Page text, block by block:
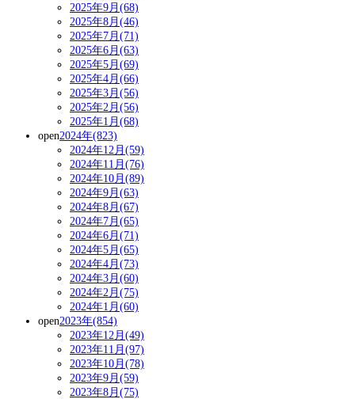
2025年9月(68)
2025年8月(46)
2025年7月(71)
2025年6月(63)
2025年5月(69)
2025年4月(66)
2025年3月(56)
2025年2月(56)
2025年1月(68)
open2024年(823)
2024年12月(59)
2024年11月(76)
2024年10月(89)
2024年9月(63)
2024年8月(67)
2024年7月(65)
2024年6月(71)
2024年5月(65)
2024年4月(73)
2024年3月(60)
2024年2月(75)
2024年1月(60)
open2023年(854)
2023年12月(49)
2023年11月(97)
2023年10月(78)
2023年9月(59)
2023年8月(75)